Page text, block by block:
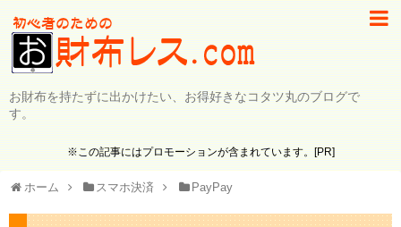
お財布を持たずに出かけたい、お得好きなコタツ丸のブログで
す。
※この記事にはプロモーションが含まれています。[PR]
ホーム スマホ決済 PayPay